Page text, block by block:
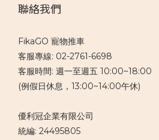
聯絡我們
FikaGO 寵物推車
客服專線: 02-2761-6698
客服時間: 週一至週五 10:00~18:00
(例假日休息，13:00~14:00午休)
優利冠企業有限公司
統編: 24495805